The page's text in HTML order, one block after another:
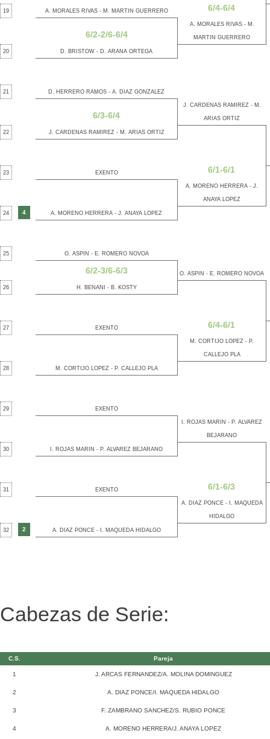
6/4-6/4
19 A. MORALES RIVAS - M. MARTIN GUERRERO
6/2-2/6-6/4
A. MORALES RIVAS - M.
MARTIN GUERRERO
20 D. BRISTOW - D. ARANA ORTEGA
21 D. HERRERO RAMOS - A. DIAZ GONZALEZ
6/3-6/4
J. CARDENAS RAMIREZ - M.
ARIAS ORTIZ
22 J. CARDENAS RAMIREZ - M. ARIAS ORTIZ
6/1-6/1
23 EXENTO
A. MORENO HERRERA - J.
ANAYA LOPEZ
24 4 A. MORENO HERRERA - J. ANAYA LOPEZ
25 O. ASPIN - E. ROMERO NOVOA
6/2-3/6-6/3 O. ASPIN - E. ROMERO NOVOA
26 H. BENANI - B. KOSTY
6/4-6/1
27 EXENTO
M. CORTIJO LOPEZ - P.
CALLEJO PLA
28 M. CORTIJO LOPEZ - P. CALLEJO PLA
29 EXENTO
I. ROJAS MARIN - P. ALVAREZ
BEJARANO
30 I. ROJAS MARIN - P. ALVAREZ BEJARANO
6/1-6/3
31 EXENTO
A. DIAZ PONCE - I. MAQUEDA
HIDALGO
32 2 A. DIAZ PONCE - I. MAQUEDA HIDALGO
Cabezas de Serie:
C.S. Pareja
1 J. ARCAS FERNANDEZ/A. MOLINA DOMINGUEZ
2 A. DIAZ PONCE/I. MAQUEDA HIDALGO
3 F. ZAMBRANO SANCHEZ/S. RUBIO PONCE
4 A. MORENO HERRERA/J. ANAYA LOPEZ